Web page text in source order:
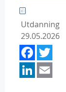
Utdanning
29.05.2026